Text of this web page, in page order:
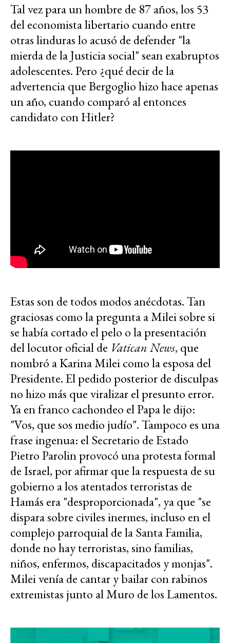
Tal vez para un hombre de 87 años, los 53
del economista libertario cuando entre
otras linduras lo acusó de defender "la
mierda de la Justicia social" sean exabruptos
adolescentes. Pero ¿qué decir de la
advertencia que Bergoglio hizo hace apenas
un año, cuando comparó al entonces
candidato con Hitler?
Estas son de todos modos anécdotas. Tan
graciosas como la pregunta a Milei sobre si
se había cortado el pelo o la presentación
del locutor oficial de Vatican News, que
nombró a Karina Milei como la esposa del
Presidente. El pedido posterior de disculpas
no hizo más que viralizar el presunto error.
Ya en franco cachondeo el Papa le dijo:
"Vos, que sos medio judío". Tampoco es una
frase ingenua: el Secretario de Estado
Pietro Parolin provocó una protesta formal
de Israel, por afirmar que la respuesta de su
gobierno a los atentados terroristas de
Hamás era "desproporcionada", ya que "se
dispara sobre civiles inermes, incluso en el
complejo parroquial de la Santa Familia,
donde no hay terroristas, sino familias,
niños, enfermos, discapacitados y monjas".
Milei venía de cantar y bailar con rabinos
extremistas junto al Muro de los Lamentos.